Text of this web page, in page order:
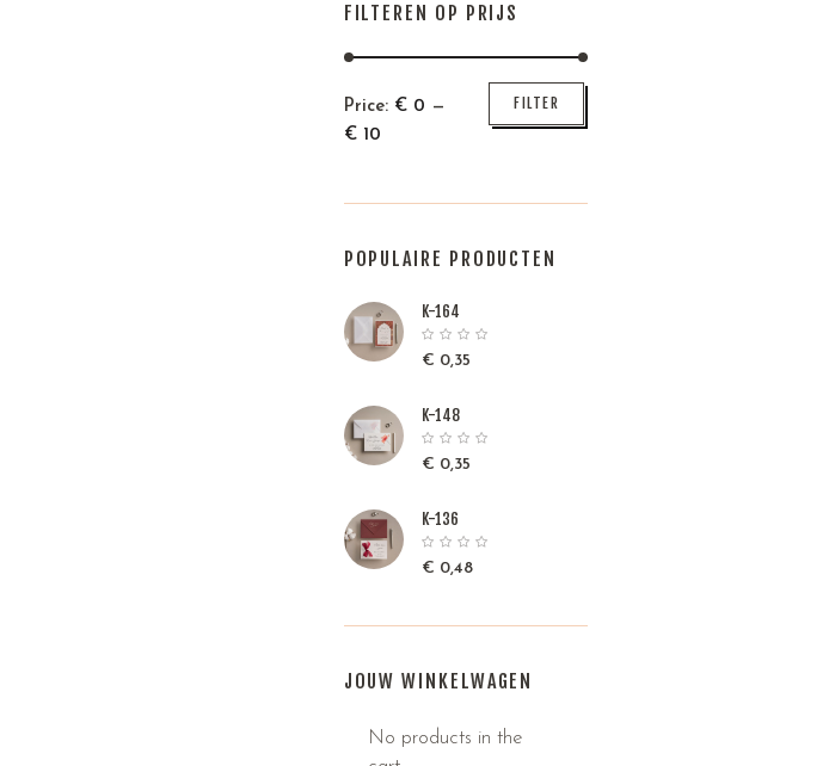
FILTEREN OP PRIJS
Min
price
Max
price
FILTER
Price: € 0 —
€ 10
POPULAIRE PRODUCTEN
K-164
€ 0,35
K-148
€ 0,35
K-136
€ 0,48
JOUW WINKELWAGEN
No products in the